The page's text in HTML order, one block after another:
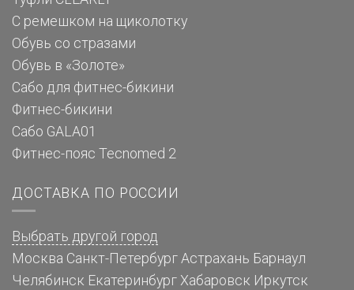
С ремешком на щиколотку
Обувь со стразами
Обувь в «Золоте»
Сабо для фитнес-бикини
Фитнес-бикини
Сабо GALA01
Фитнес-пояс Tecnomed 2
ДОСТАВКА ПО РОССИИ
Выбрать другой город
Москва Санкт-Петербург Астрахань Барнаул
Челябинск Екатеринбург Хабаровск Иркутск